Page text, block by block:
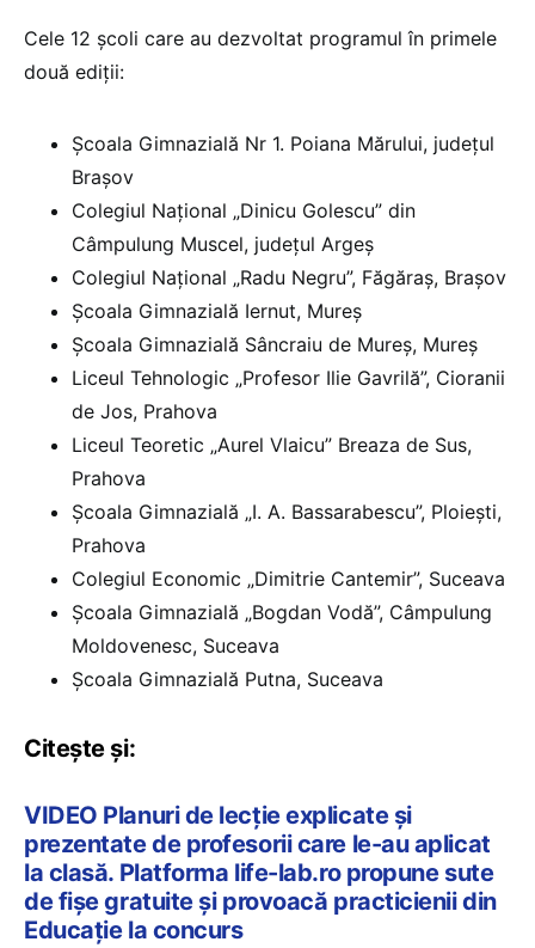
Cele 12 școli care au dezvoltat programul în primele
două ediții:
Școala Gimnazială Nr 1. Poiana Mărului, județul
Brașov
Colegiul Național „Dinicu Golescu” din
Câmpulung Muscel, județul Argeș
Colegiul Național „Radu Negru”, Făgăraș, Brașov
Școala Gimnazială Iernut, Mureș
Școala Gimnazială Sâncraiu de Mureș, Mureș
Liceul Tehnologic „Profesor Ilie Gavrilă”, Cioranii
de Jos, Prahova
Liceul Teoretic „Aurel Vlaicu” Breaza de Sus,
Prahova
Școala Gimnazială „I. A. Bassarabescu”, Ploiești,
Prahova
Colegiul Economic „Dimitrie Cantemir”, Suceava
Școala Gimnazială „Bogdan Vodă”, Câmpulung
Moldovenesc, Suceava
Școala Gimnazială Putna, Suceava
Citește și:
VIDEO Planuri de lecție explicate și
prezentate de profesorii care le-au aplicat
la clasă. Platforma life-lab.ro propune sute
de fișe gratuite și provoacă practicienii din
Educație la concurs